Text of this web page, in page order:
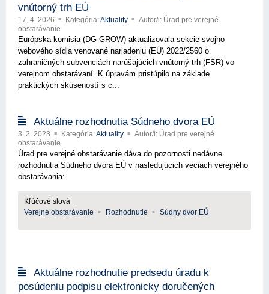
vnútorný trh EÚ
17. 4. 2026 Kategória:Aktuality
Autor/i: Úrad pre verejné
obstarávanie
Európska komisia (DG GROW) aktualizovala sekcie svojho
webového sídla venované nariadeniu (EÚ) 2022/2560 o
zahraničných subvenciách narúšajúcich vnútorný trh (FSR) vo
verejnom obstarávaní. K úpravám pristúpilo na základe
praktických skúseností s c...
Aktuálne rozhodnutia Súdneho dvora EÚ
3. 2. 2023 Kategória:Aktuality
Autor/i: Úrad pre verejné
obstarávanie
Úrad pre verejné obstarávanie dáva do pozornosti nedávne
rozhodnutia Súdneho dvora EÚ v nasledujúcich veciach verejného
obstarávania:
Kľúčové slová
Verejné obstarávanie
Rozhodnutie Súdny dvor EÚ
Aktuálne rozhodnutie predsedu úradu k
posúdeniu podpisu elektronicky doručených